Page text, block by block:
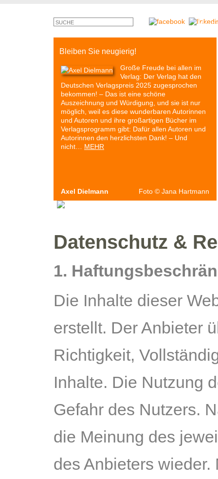
Bleiben Sie neugierig!
Große Freude bei allen im
Verlag: Der Verlag hat den
Deutschen Verlagspreis 2025 zugesprochen
bekommen! – Das ist eine schöne
Auszeichnung und Würdigung, und sie ist nur
möglich, weil es diese wunderbaren Autorinnen
und Autoren und ihre großartigen Bücher im
Verlagsprogramm gibt: Dafür allen Autoren und
Autorinnen den herzlichsten Dank! – Und
nicht… MEHR
Axel Dielmann Foto © Jana Hartmann
Monty
Autoren & Bücher
Datenschutz &
1.
Die Inhalte dieser
erstellt. Der Anbieter
Richtigkeit,
Inhalte. Die Nutzung
Gefahr des Nutzers.
die Meinung des
des Anbieters